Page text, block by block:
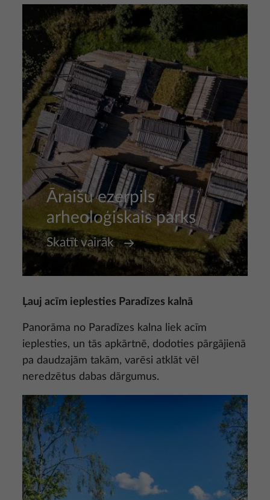
Āraišu ezerpils
arheoloģiskais parks
Attēls
Skatīt vairāk
Ļauj acīm ieplesties Paradīzes kalnā
Panorāma no Paradīzes kalna liek acīm
ieplesties, un tās apkārtnē, dodoties pārgājienā
pa daudzajām takām, varēsi atklāt vēl
neredzētus dabas dārgumus.
Attēls